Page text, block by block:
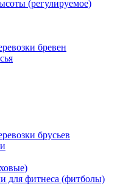
(регулируемое)
бревен
брусьев
для фитнеса (фитболы)